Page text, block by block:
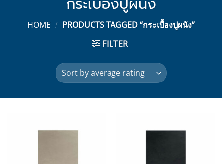
HOME / PRODUCTS TAGGED “กระเบื้องปูผนัง”
FILTER